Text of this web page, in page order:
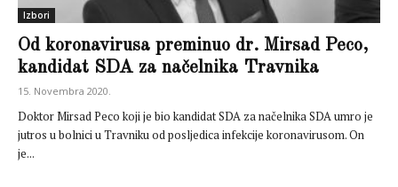
Izbori
Od koronavirusa preminuo dr. Mirsad Peco,
kandidat SDA za načelnika Travnika
15. Novembra 2020.
Doktor Mirsad Peco koji je bio kandidat SDA za načelnika SDA umro je
jutros u bolnici u Travniku od posljedica infekcije koronavirusom. On
je...